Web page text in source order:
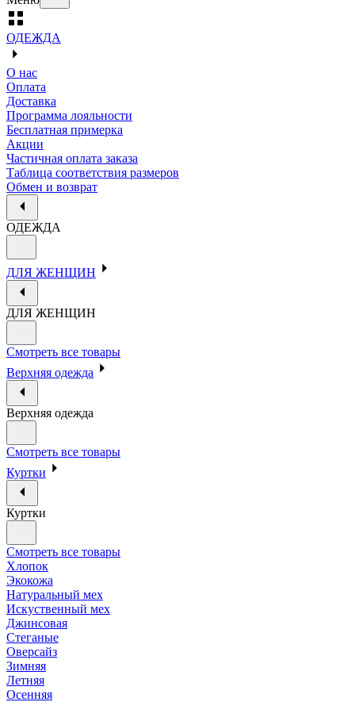
ОДЕЖДА
О нас
Оплата
Доставка
Программа лояльности
Бесплатная примерка
Акции
Частичная оплата заказа
Таблица соответствия размеров
Обмен и возврат
ОДЕЖДА
ДЛЯ ЖЕНЩИН
ДЛЯ ЖЕНЩИН
Смотреть все товары
Верхняя одежда
Верхняя одежда
Смотреть все товары
Куртки
Куртки
Смотреть все товары
Хлопок
Экокожа
Натуральный мех
Искуственный мех
Джинсовая
Стеганые
Оверсайз
Зимняя
Летняя
Осенняя